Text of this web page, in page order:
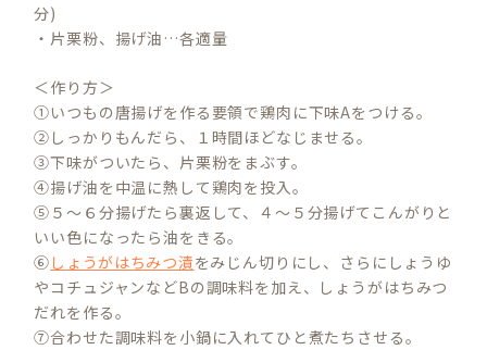
分)
・片栗粉、揚げ油…各適量
＜作り方＞
①いつもの唐揚げを作る要領で鶏肉に下味Aをつける。
②しっかりもんだら、１時間ほどなじませる。
③下味がついたら、片栗粉をまぶす。
④揚げ油を中温に熱して鶏肉を投入。
⑤５～６分揚げたら裏返して、４～５分揚げてこんがりと
いい色になったら油をきる。
⑥ しょうがはちみつ漬をみじん切りにし、さらにしょうゆ
やコチュジャンなどBの調味料を加え、しょうがはちみつ
だれを作る。
⑦合わせた調味料を小鍋に入れてひと煮たちさせる。